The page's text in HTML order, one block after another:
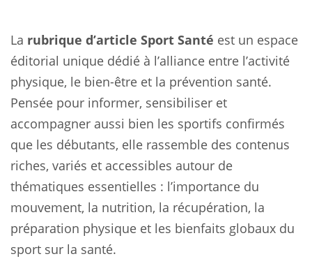
La rubrique d’article Sport Santé est un espace
éditorial unique dédié à l’alliance entre l’activité
physique, le bien-être et la prévention santé.
Pensée pour informer, sensibiliser et
accompagner aussi bien les sportifs confirmés
que les débutants, elle rassemble des contenus
riches, variés et accessibles autour de
thématiques essentielles : l’importance du
mouvement, la nutrition, la récupération, la
préparation physique et les bienfaits globaux du
sport sur la santé.